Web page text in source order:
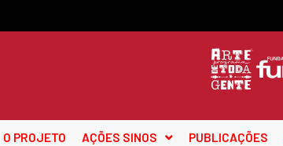
O PROJETO AÇÕES SINOS PUBLICAÇÕES